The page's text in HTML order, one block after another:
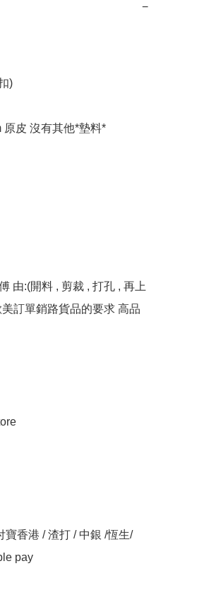
−
)
原皮 沒有其他*墊料*
由:(開料 , 剪裁 , 打孔 , 再上
訂單銷路貨品的要求 高品
寶香港 / 渣打 / 中銀 /恆生/
pay